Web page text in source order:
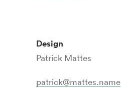
Design
Patrick Mattes
patrick@mattes.name